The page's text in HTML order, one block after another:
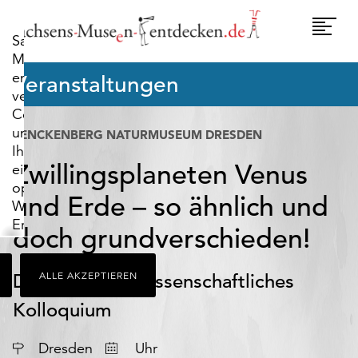
Sachsens-
Museen-
entdecken.de
verwendet
Cookies,
um
Ihnen
ein
optimales
Webseiten-
Erlebnis
zu
bieten.
Dazu
zählen
Cookies,
für
ALLE AKZEPTIEREN
Veranstaltungen
SENCKENBERG NATURMUSEUM DRESDEN
Zwillingsplaneten Venus
und Erde – so ähnlich und
doch grundverschieden!
Dresdner Geowissenschaftliches
Kolloquium
Dresden DatumUhr